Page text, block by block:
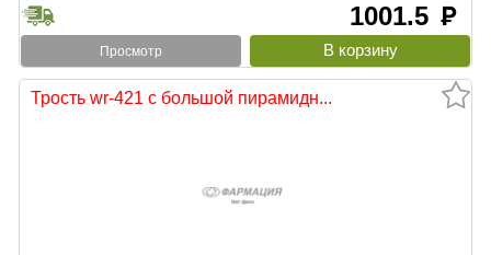
1001.5 руб
Просмотр
Трость wr-421 с большой пирамидн...